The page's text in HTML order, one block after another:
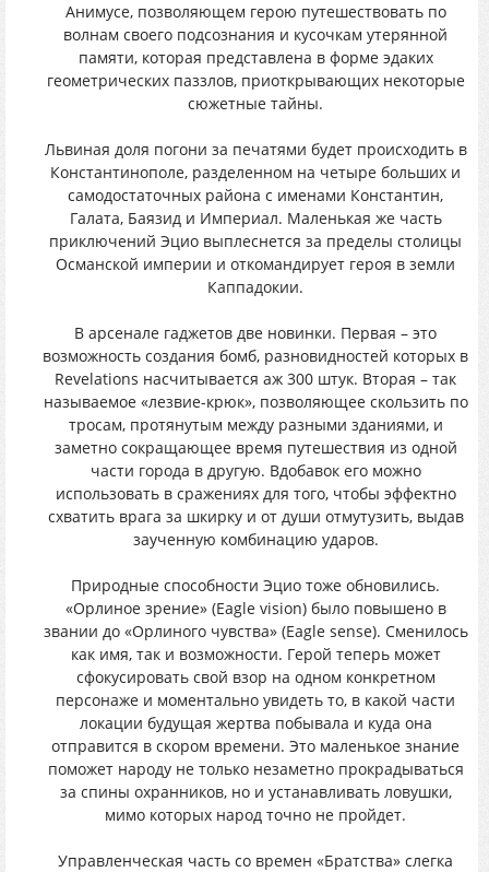
Анимусе, позволяющем герою путешествовать по
волнам своего подсознания и кусочкам утерянной
памяти, которая представлена в форме эдаких
геометрических паззлов, приоткрывающих некоторые
сюжетные тайны.
Львиная доля погони за печатями будет происходить в
Константинополе, разделенном на четыре больших и
самодостаточных района с именами Константин,
Галата, Баязид и Империал. Маленькая же часть
приключений Эцио выплеснется за пределы столицы
Османской империи и откомандирует героя в земли
Каппадокии.
В арсенале гаджетов две новинки. Первая – это
возможность создания бомб, разновидностей которых в
Revelations насчитывается аж 300 штук. Вторая – так
называемое «лезвие-крюк», позволяющее скользить по
тросам, протянутым между разными зданиями, и
заметно сокращающее время путешествия из одной
части города в другую. Вдобавок его можно
использовать в сражениях для того, чтобы эффектно
схватить врага за шкирку и от души отмутузить, выдав
заученную комбинацию ударов.
Природные способности Эцио тоже обновились.
«Орлиное зрение» (Eagle vision) было повышено в
звании до «Орлиного чувства» (Eagle sense). Сменилось
как имя, так и возможности. Герой теперь может
сфокусировать свой взор на одном конкретном
персонаже и моментально увидеть то, в какой части
локации будущая жертва побывала и куда она
отправится в скором времени. Это маленькое знание
поможет народу не только незаметно прокрадываться
за спины охранников, но и устанавливать ловушки,
мимо которых народ точно не пройдет.
Управленческая часть со времен «Братства» слегка